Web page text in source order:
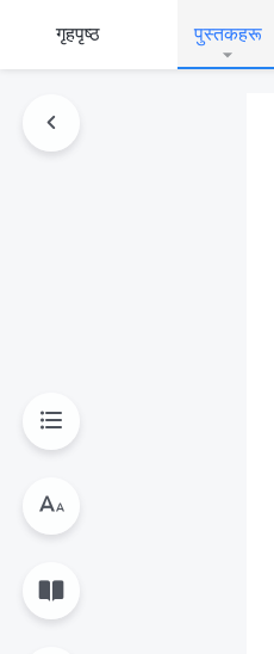
गृहपृष्ठ पुस्तकहरू